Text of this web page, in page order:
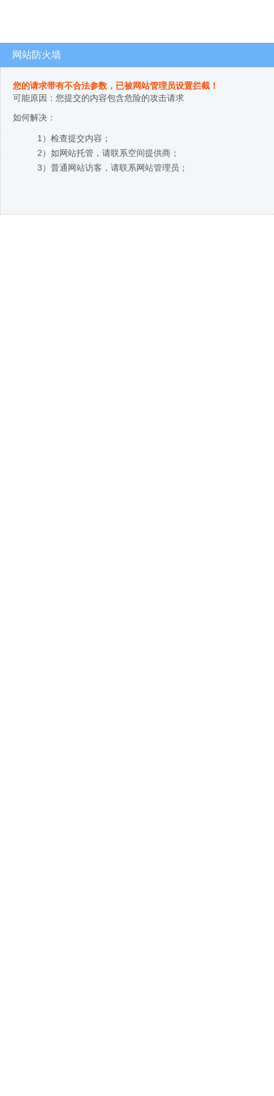
网站防火墙
您的请求带有不合法参数，已被网站管理员设置拦截！
可能原因：您提交的内容包含危险的攻击请求
如何解决：
1）检查提交内容；
2）如网站托管，请联系空间提供商；
3）普通网站访客，请联系网站管理员；